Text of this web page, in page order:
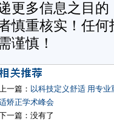
更多信息之目
慎重核实！任
谨慎！
一篇： 以科技定义舒适 用专
矫正学术峰会
一篇：没有了